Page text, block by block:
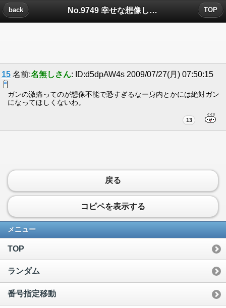
No.9749 幸せな想像しかできなかった。普通にうらやましかった。についたコメント
back TOP
15 名前:名無しさん: ID:d5dpAW4s 2009/07/27(月) 07:50:15
ガンの激痛ってのが想像不能で恐すぎるなー身内とかには絶対ガン
になってほしくないわ。
13
戻る
コピペを表示する
メニュー
TOP
ランダム
番号指定移動